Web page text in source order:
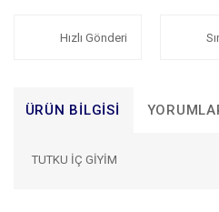
Hızlı Gönderi
ÜRÜN BILGISI
TUTKU İÇ GİYİM